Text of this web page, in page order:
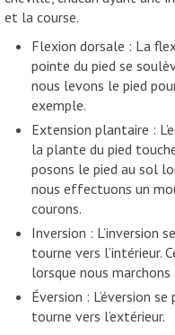
et la course.
Flexion dorsale : La
pointe du pied se
nous levons le pied
exemple.
Extension plantaire :
la plante du pied
posons le pied au sol
nous effectuons un
courons.
Inversion : L’inversion
tourne vers l’intérieur.
lorsque nous
Éversion : L’éversion
tourne vers l’extérieur.